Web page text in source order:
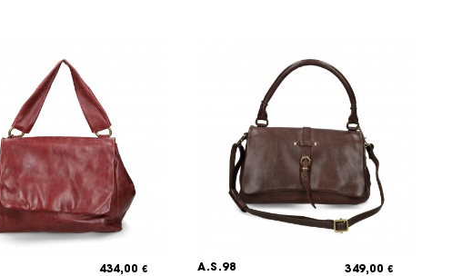
434,00 € A.S.98 349,00 €